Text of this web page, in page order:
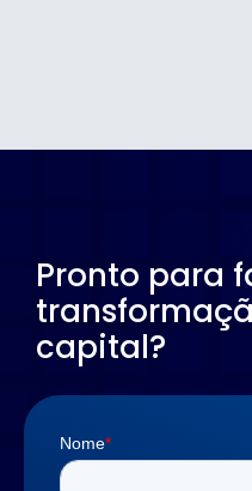
Pronto para
capital?